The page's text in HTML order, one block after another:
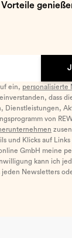
ein, personalisierte
dass
Dienstleistungen,
von
und Klicks auf
GmbH meine
kann ich
Newsletters